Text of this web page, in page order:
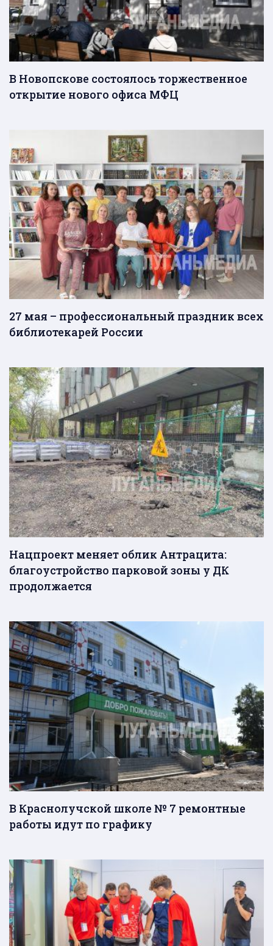
В Новопскове состоялось торжественное
открытие нового офиса МФЦ
27 мая – профессиональный праздник всех
библиотекарей России
Нацпроект меняет облик Антрацита:
благоустройство парковой зоны у ДК
продолжается
В Краснолучской школе № 7 ремонтные
работы идут по графику